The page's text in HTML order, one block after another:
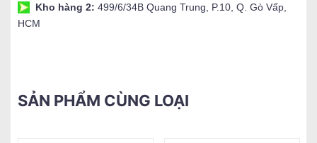
Kho hàng 2: 499/6/34B Quang Trung, P.10, Q. Gò Vấp,
HCM
SẢN PHẨM CÙNG LOẠI